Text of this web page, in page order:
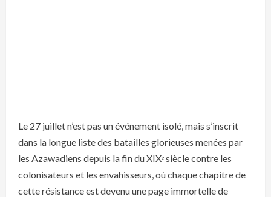
Le 27 juillet n’est pas un événement isolé, mais s’inscrit
dans la longue liste des batailles glorieuses menées par
les Azawadiens depuis la fin du XIXᵉ siècle contre les
colonisateurs et les envahisseurs, où chaque chapitre de
cette résistance est devenu une page immortelle de